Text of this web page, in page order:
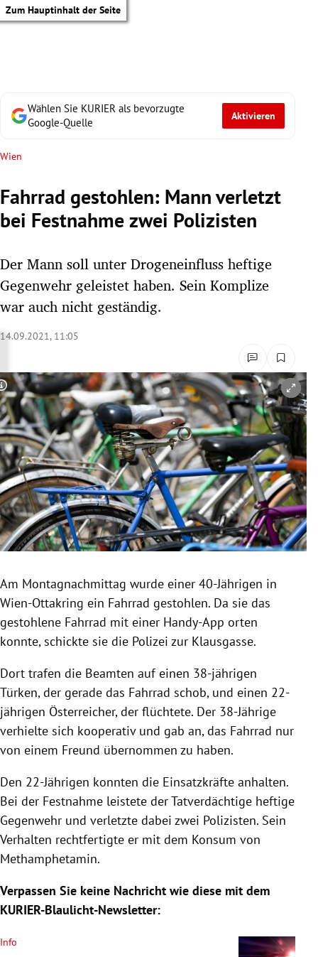
Zum Hauptinhalt der Seite
Untermenü
Untermenü
Untermenü
Untermenü
Untermenü
Untermenü
Untermenü
Untermenü
Wählen Sie KURIER als bevorzugte
Google-Quelle
Aktivieren
Wien
Fahrrad gestohlen: Mann verletzt
bei Festnahme zwei Polizisten
Der Mann soll unter Drogeneinfluss heftige
Gegenwehr geleistet haben. Sein Komplize
war auch nicht geständig.
14.09.2021, 11:05
Copyright-Hinweis öffnen/schließen
Am Montagnachmittag wurde einer 40-Jährigen in
Wien-Ottakring ein Fahrrad gestohlen. Da sie das
gestohlene Fahrrad mit einer Handy-App orten
konnte, schickte sie die Polizei zur Klausgasse.
Dort trafen die Beamten auf einen 38-jährigen
Türken, der gerade das Fahrrad schob, und einen 22-
jährigen Österreicher, der flüchtete. Der 38-Jährige
verhielte sich kooperativ und gab an, das Fahrrad nur
von einem Freund übernommen zu haben.
Den 22-Jährigen konnten die Einsatzkräfte anhalten.
Bei der Festnahme leistete der Tatverdächtige heftige
Gegenwehr und verletzte dabei zwei Polizisten. Sein
Verhalten rechtfertigte er mit dem Konsum von
Methamphetamin.
Verpassen Sie keine Nachricht wie diese mit dem
KURIER-Blaulicht-Newsletter:
Info